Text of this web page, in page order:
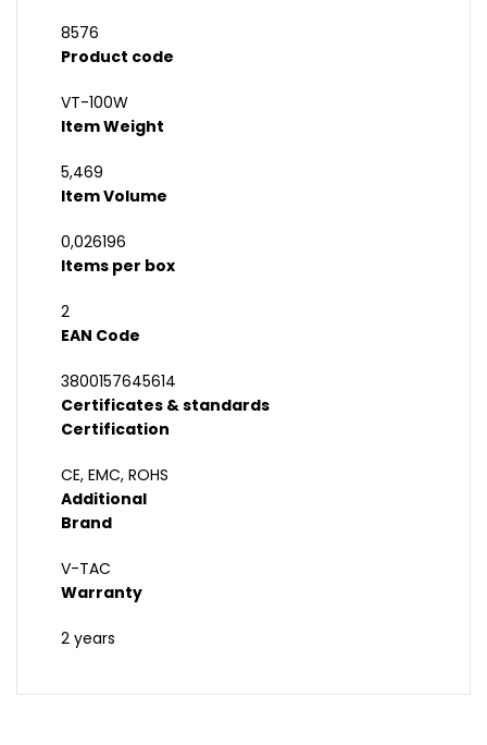
8576
Product code
VT-100W
Item Weight
5,469
Item Volume
0,026196
Items per box
2
EAN Code
3800157645614
Certificates & standards
Certification
CE, EMC, ROHS
Additional
Brand
V-TAC
Warranty
2 years